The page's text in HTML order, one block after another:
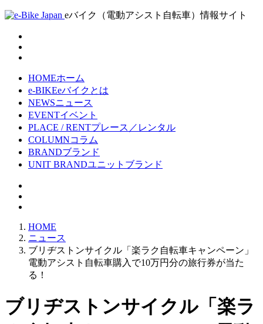
eバイク（電動アシスト自転車）情報サイト
HOMEホーム
e-BIKEeバイクとは
NEWSニュース
EVENTイベント
PLACE / RENTプレース／レンタル
COLUMNコラム
BRANDブランド
UNIT BRANDユニットブランド
HOME
ニュース
ブリヂストンサイクル「楽ラク自転車キャンペーン」
電動アシスト自転車購入で10万円分の旅行券が当た
る！
ブリヂストンサイクル「楽ラ